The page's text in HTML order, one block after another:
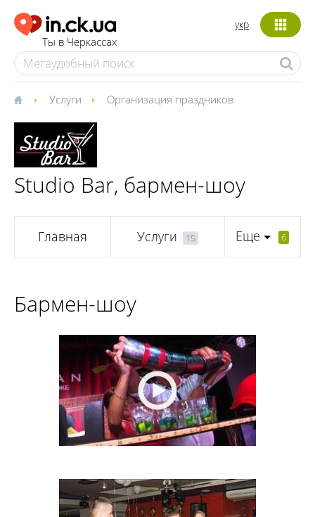
Ты в Черкассах
укр
Услуги Организация праздников
Studio Bar, бармен-шоу
Главная Услуги 15 Еще 6
Бармен-шоу